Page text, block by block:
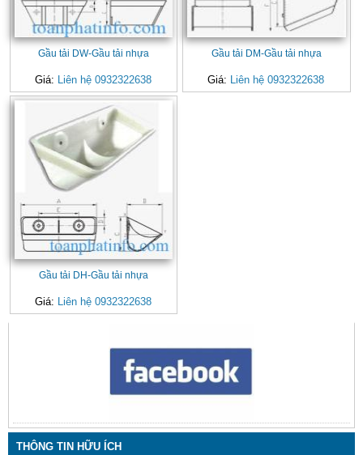
Gầu tải DW-Gầu tải nhựa
Giá: Liên hệ 0932322638
Gầu tải DM-Gầu tải nhựa
Giá: Liên hệ 0932322638
Gầu tải DH-Gầu tải nhựa
Giá: Liên hệ 0932322638
THÔNG TIN HỮU ÍCH